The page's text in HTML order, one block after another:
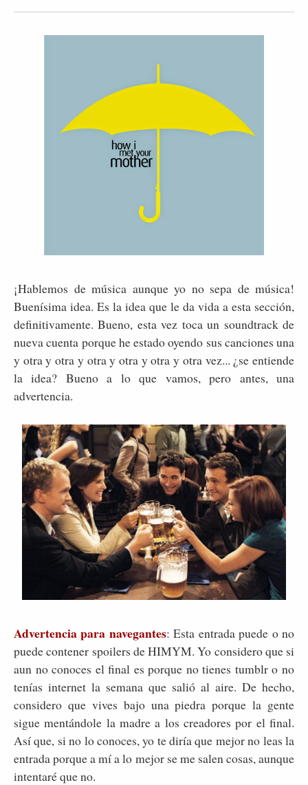
¡Hablemos de música aunque yo no sepa de música!
Buenísima idea. Es la idea que le da vida a esta sección,
definitivamente. Bueno, esta vez toca un soundtrack de
nueva cuenta porque he estado oyendo sus canciones una
y otra y otra y otra y otra y otra y otra vez... ¿se entiende
la idea? Bueno a lo que vamos, pero antes, una
advertencia.
Advertencia para navegantes: Esta entrada puede o no
puede contener spoilers de HIMYM. Yo considero que si
aun no conoces el final es porque no tienes tumblr o no
tenías internet la semana que salió al aire. De hecho,
considero que vives bajo una piedra porque la gente
sigue mentándole la madre a los creadores por el final.
Así que, si no lo conoces, yo te diría que mejor no leas la
entrada porque a mí a lo mejor se me salen cosas, aunque
intentaré que no.